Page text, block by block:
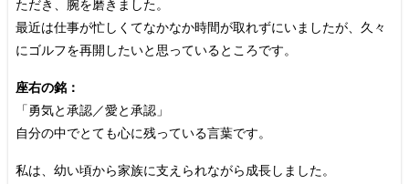
ただき、腕を磨きました。
最近は仕事が忙しくてなかなか時間が取れずにいましたが、久々
にゴルフを再開したいと思っているところです。
座右の銘：
「勇気と承認／愛と承認」
自分の中でとても心に残っている言葉です。
私は、幼い頃から家族に支えられながら成長しました。